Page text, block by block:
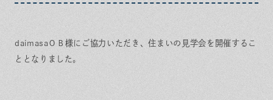
daimasaＯＢ様にご協力いただき、住まいの見学会 を開催するこ
ととなりました。